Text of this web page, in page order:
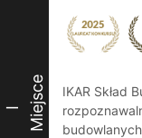
I Miejsce
IKAR Skład